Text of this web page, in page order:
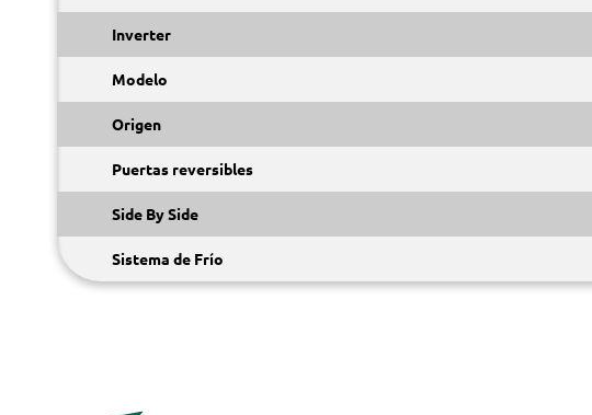
Inverter
Modelo
Origen
Puertas reversibles
Side By Side
Sistema de Frío